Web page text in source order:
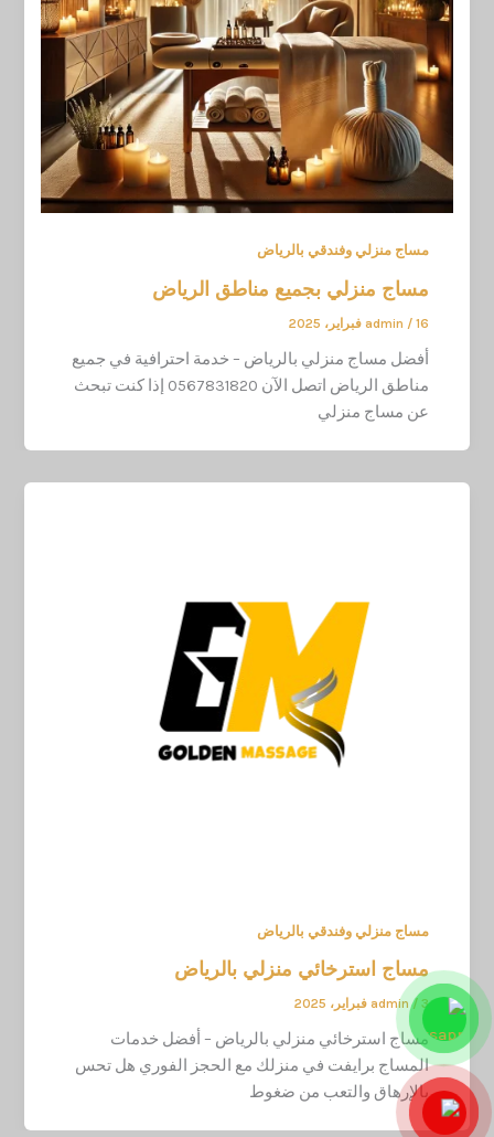
مساج منزلي وفندقي بالرياض
مساج منزلي بجميع مناطق الرياض
admin / 16 فبراير، 2025
أفضل مساج منزلي بالرياض – خدمة احترافية في جميع
مناطق الرياض اتصل الآن 0567831820 إذا كنت تبحث
عن مساج منزلي
مساج منزلي وفندقي بالرياض
مساج استرخائي منزلي بالرياض
admin/ 3 فبراير، 2025
مساج استرخائي منزلي بالرياض – أفضل خدمات
المساج برايفت في منزلك مع الحجز الفوري هل تحس
بالإرهاق والتعب من ضغوط